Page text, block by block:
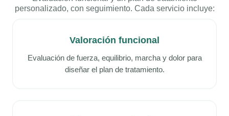
personalizado, con seguimiento. Cada servicio incluye:
Valoración funcional
Evaluación de fuerza, equilibrio, marcha y dolor para
diseñar el plan de tratamiento.